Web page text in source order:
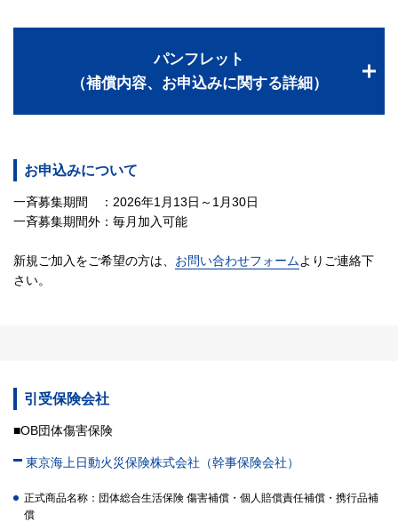
パンフレット
（補償内容、お申込みに関する詳細）
お申込みについて
一斉募集期間 ：2026年1月13日～1月30日
一斉募集期間外：毎月加入可能
新規ご加入をご希望の方は、 お問い合わせフォームよりご連絡下
さい。
引受保険会社
■OB団体傷害保険
東京海上日動火災保険株式会社（幹事保険会社）
正式商品名称：団体総合生活保険 傷害補償・個人賠償責任補償・携行品補
償